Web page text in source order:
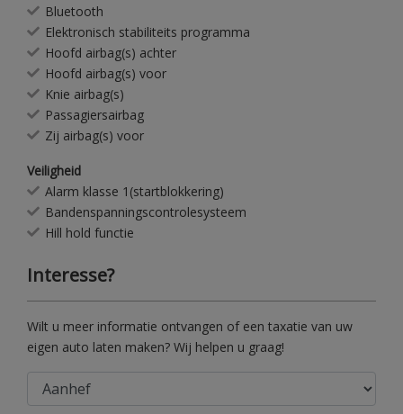
Bluetooth
Elektronisch stabiliteits programma
Hoofd airbag(s) achter
Hoofd airbag(s) voor
Knie airbag(s)
Passagiersairbag
Zij airbag(s) voor
Veiligheid
Alarm klasse 1(startblokkering)
Bandenspanningscontrolesysteem
Hill hold functie
Interesse?
Wilt u meer informatie ontvangen of een taxatie van uw
eigen auto laten maken? Wij helpen u graag!